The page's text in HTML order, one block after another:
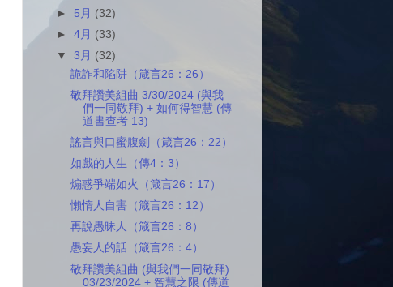
► 5月 (32)
►4月 (33)
▼3月 (32)
詭詐和陷阱（箴言26：26）
敬拜讚美組曲 3/30/2024 (與我
們一同敬拜) + 如何得智慧 (傳
道書查考 13)
謠言與口蜜腹劍（箴言26：22）
如戲的人生（傳4：3）
煽惑爭端如火（箴言26：17）
懶惰人自害（箴言26：12）
再說愚昧人（箴言26：8）
愚妄人的話（箴言26：4）
敬拜讚美組曲 (與我們一同敬拜)
03/23/2024 + 智慧之限 (傳道